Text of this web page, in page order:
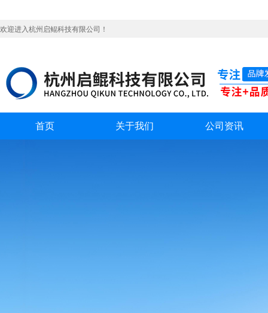
欢迎进入杭州启鲲科技有限公司！
首页 关于我们 公司资讯